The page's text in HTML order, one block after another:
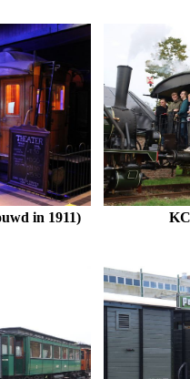
in 1911)